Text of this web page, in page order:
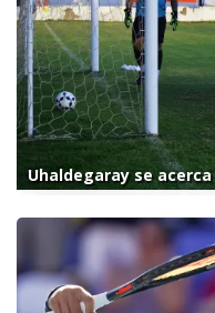
Uhaldegaray se